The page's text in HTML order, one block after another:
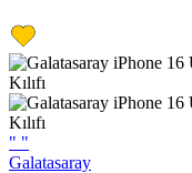
" "
Galatasaray